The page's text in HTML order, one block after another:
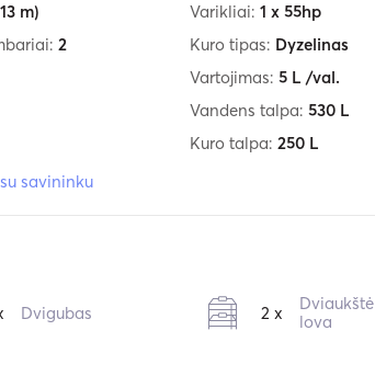
m)
2
savininku
Varikliai: 1 x 55hp
Kuro tipas: Dyzelinas
Vartojimas: 5 L /val.
Vandens talpa: 530 L
Kuro talpa: 250 L
Dvigubas 2 x
Dviaukštė
lova